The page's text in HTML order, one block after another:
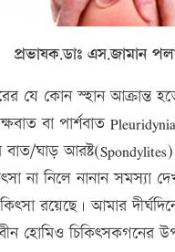
প্রভাষক.ডাঃ এস.জামান
যে কোন স্হান আক্রান্ত
বা পার্শবাত
ঘাড়
না নিলে নানান সমস্যা
রয়েছে। আমার
হোমিও চিকিৎসকগনের